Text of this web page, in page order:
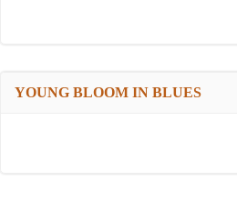
YOUNG BLOOM IN BLUES